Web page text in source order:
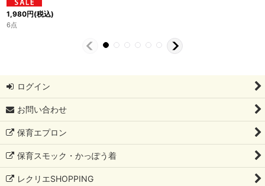
1,980円(税込)
6点
ログイン
お問い合わせ
保育エプロン
保育スモック・かっぽう着
レクリエSHOPPING